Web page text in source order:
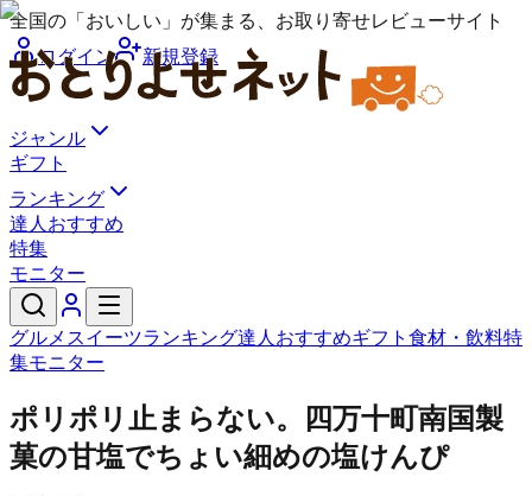
全国の「おいしい」が集まる、お取り寄せレビューサイト
ログイン
新規登録
ジャンル
ギフト
ランキング
達人おすすめ
特集
モニター
グルメ スイーツランキング達人おすすめギフト 食材・飲料特
集モニター
ポリポリ止まらない。四万十町南国製
菓の甘塩でちょい細めの塩けんぴ